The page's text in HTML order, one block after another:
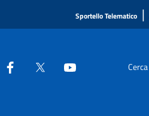
Sportello Telematico |
Cerca